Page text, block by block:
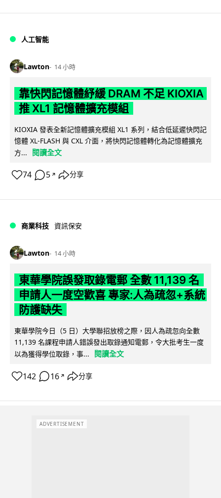
人工智能
Lawton 14 小時
靠快閃記憶體紓緩 DRAM 不足 KIOXIA
推 XL1 記憶體擴充模組
KIOXIA 發表全新記憶體擴充模組 XL1 系列，結合低延遲快閃記
憶體 XL-FLASH 與 CXL 介面，將快閃記憶體轉化為記憶體擴充
方...
閱讀全文
74 5 ↗ 分享
商業科技 資訊保安
Lawton 14 小時
東華學院誤發取錄電郵 全數 11,139 名
申請人一度空歡喜 專家:人為疏忽+系統
防護缺失
東華學院今日（5 日）大學聯招放榜之際，因人為疏忽向全數
11,139 名課程申請人錯誤發出取錄通知電郵，令大批考生一度
以為獲得學位取錄，事...
閱讀全文
142 16 ↗ 分享
ADVERTISEMENT